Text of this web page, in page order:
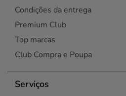
Condições da entrega
Premium Club
Top marcas
Club Compra e Poupa
Serviços